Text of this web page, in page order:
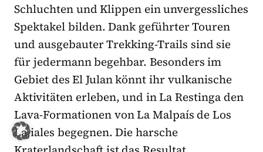
Schluchten und Klippen ein unvergessliches
Spektakel bilden. Dank geführter Touren
und ausgebauter Trekking-Trails sind sie
für jedermann begehbar. Besonders im
Gebiet des El Julan könnt ihr vulkanische
Aktivitäten erleben, und in La Restinga den
Lava-Formationen von La Malpaís de Los
Lajiales begegnen. Die harsche